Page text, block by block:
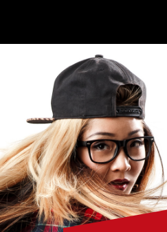
Sfeerimpressie
De dansen
Agenda
KidsDance-JazzDance
Hiphop
Stijldans